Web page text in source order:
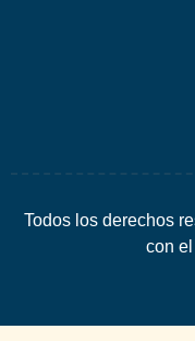
Todos los derechos
con